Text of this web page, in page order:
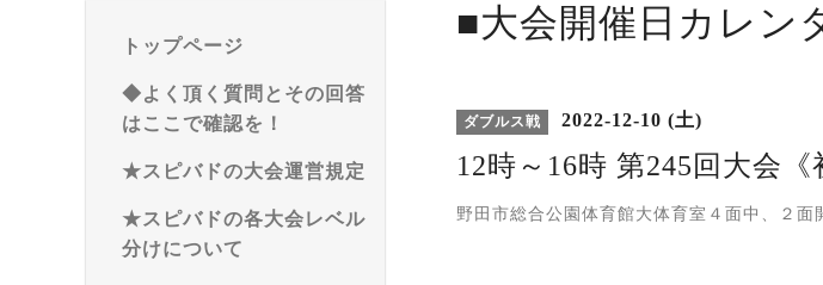
トップページ
◆よく頂く質問とその回答
はここで確認を！
★スピバドの大会運営規定
★スピバドの各大会レベル
分けについて
■大会開催日カレン
ダブルス戦 2022-12-10 (土)
12時～16時 第245回大会
野田市総合公園体育館大体育室４面中、２